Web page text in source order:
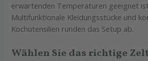
erwartenden Temperaturen geeignet
Multifunktionale Kleidungsstücke und
Kochutensilien runden das Setup ab.
Wählen Sie das richtige Zelt